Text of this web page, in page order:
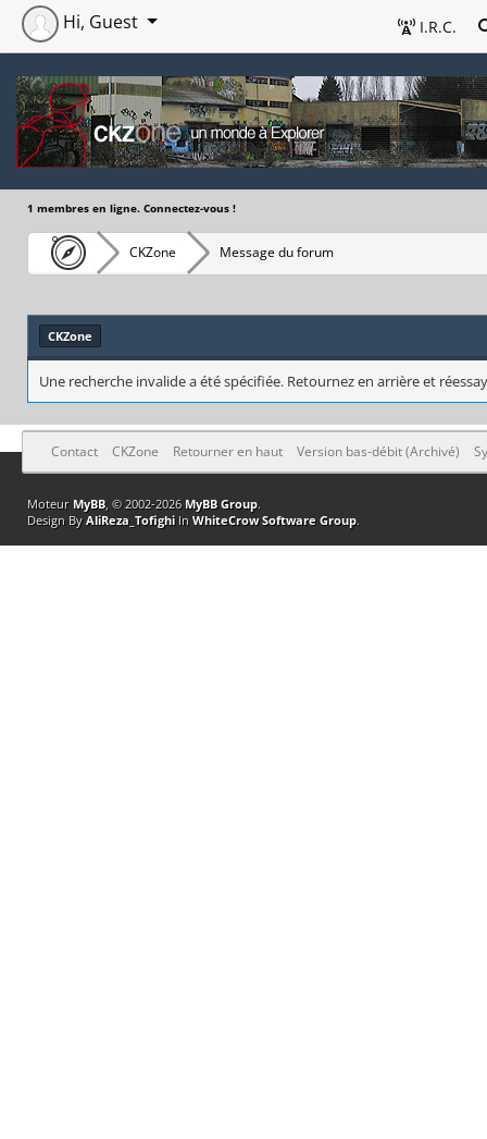
I.R.C.
Hi, Guest
1 membres en ligne. Connectez-vous !
CKZone Message du forum
CKZone
Une recherche invalide a été spécifiée. Retournez en arrière et
Contact CKZone Retourner en haut Version bas-débit (Archivé)
Moteur MyBB, © 2002-2026 MyBB Group.
Design By AliReza_TofighiIn WhiteCrow Software Group.